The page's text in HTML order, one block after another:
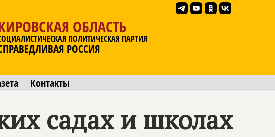
ОБЛАСТЬ
ПОЛИТИЧЕСКАЯ ПАРТИЯ
РОССИЯ
Контакты
садах и школах